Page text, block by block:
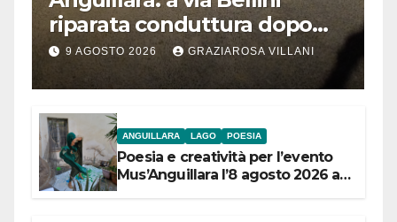
riparata conduttura dopo
segnalazione IdD
9 AGOSTO 2026 GRAZIAROSA VILLANI
ANGUILLARA LAGO POESIA
Poesia e creatività per l’evento
Mus’Anguillara l’8 agosto 2026 al